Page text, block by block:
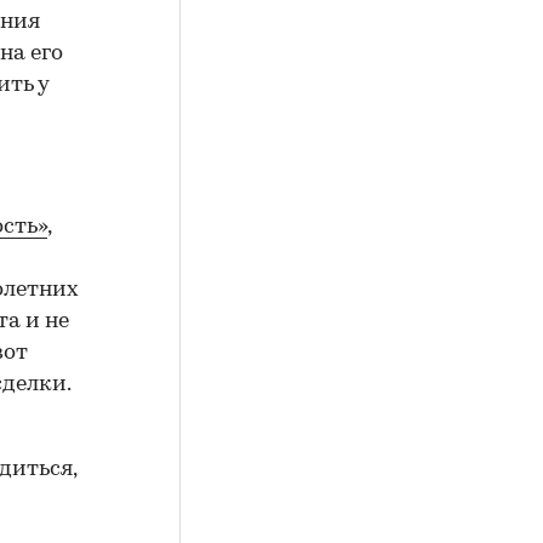
его
у
,
и не